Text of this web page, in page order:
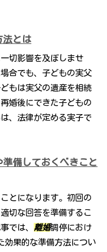
法とは
切影響を及ぼしませ
合でも、子どもの実父
もは実父の遺産を相続
婚後にできた子どもの
、法律が定める実子で
備しておくべきこと
とになります。初回の
切な回答を準備するこ
では、 離婚調停におけ
効果的な準備方法につい